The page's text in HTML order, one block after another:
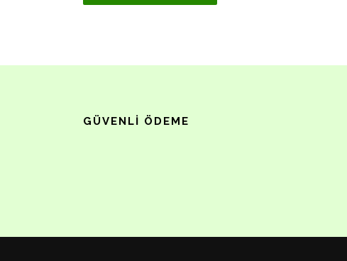
GÜVENLI ÖDEME